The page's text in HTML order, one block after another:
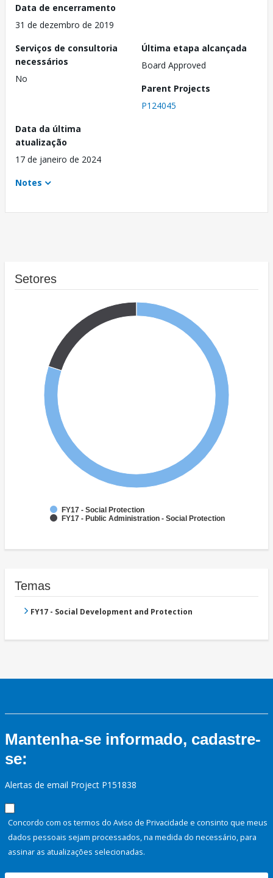
Data de encerramento
31 de dezembro de 2019
Serviços de consultoria
necessários
No
Última etapa alcançada
Board Approved
Parent Projects
P124045
Data da última
atualização
17 de janeiro de 2024
Notes
Setores
FY17 - Social Protection
FY17 - Public Administration - Social Protection
Temas
FY17 - Social Development and Protection
Mantenha-se informado, cadastre-
se:
Alertas de email Project P151838
Concordo com os termos do Aviso de Privacidade e consinto que meus
dados pessoais sejam processados, na medida do necessário, para
assinar as atualizações selecionadas.